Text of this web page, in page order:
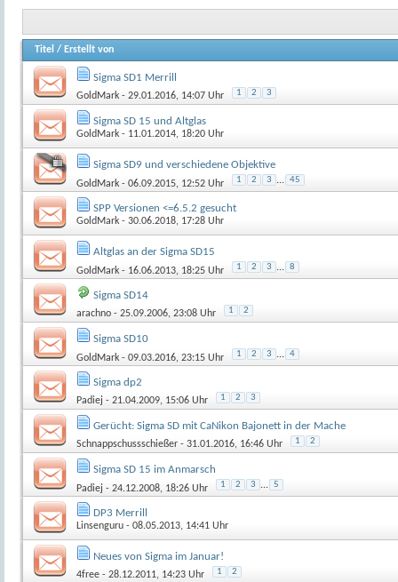
Titel / Erstellt von
Sigma SD1 Merrill
GoldMark - 29.01.2016, 14:07 Uhr 1 2 3
Sigma SD 15 und Altglas
GoldMark - 11.01.2014, 18:20 Uhr
Sigma SD9 und verschiedene Objektive
GoldMark - 06.09.2015, 12:52 Uhr 1 2 3 ... 45
SPP Versionen <=6.5.2 gesucht
GoldMark - 30.06.2018, 17:28 Uhr
Altglas an der Sigma SD15
GoldMark - 16.06.2013, 18:25 Uhr 1 2 3 ... 8
Sigma SD14
arachno - 25.09.2006, 23:08 Uhr 1 2
Sigma SD10
GoldMark - 09.03.2016, 23:15 Uhr 1 2 3 ... 4
Sigma dp2
Padiej - 21.04.2009, 15:06 Uhr 1 2 3
Gerücht: Sigma SD mit CaNikon Bajonett in der Mache
Schnappschussschießer - 31.01.2016, 16:46 Uhr 1 2
Sigma SD 15 im Anmarsch
Padiej - 24.12.2008, 18:26 Uhr 1 2 3 ... 5
DP3 Merrill
Linsenguru - 08.05.2013, 14:41 Uhr
Neues von Sigma im Januar!
4free - 28.12.2011, 14:23 Uhr 1 2